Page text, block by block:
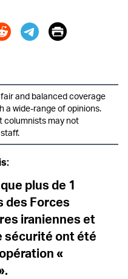
Print
and balanced coverage
a wide-range of opinions.
columnists may not
plus de 1
des Forces
iraniennes et
sécurité ont été
«